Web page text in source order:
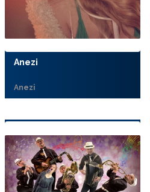
Anezi
Anezi